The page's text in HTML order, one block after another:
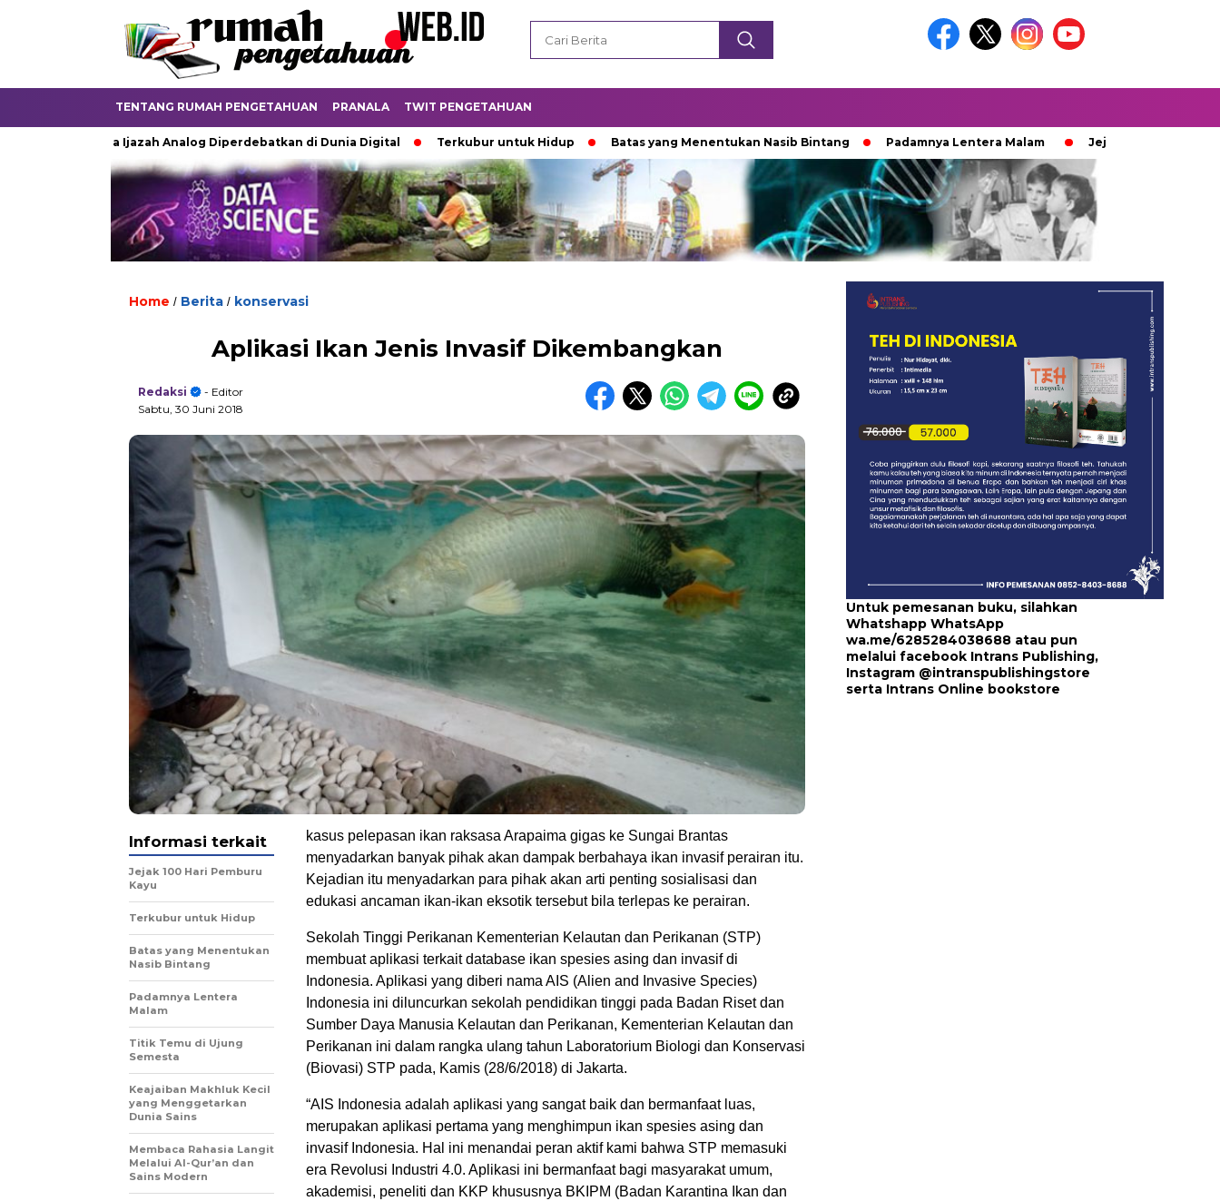
TENTANG RUMAH PENGETAHUAN PRANALA TWIT PENGETAHUAN
Ketika Ijazah Analog Diperdebatkan di Dunia Digital Terkubur untuk Hidup Batas yang Menentukan Nasib Bintang Padamnya Lentera Malam Jejak 100 Hari Pemburu Kayu
Home / Berita / konservasi
Aplikasi Ikan Jenis Invasif Dikembangkan
Redaksi
- Editor
Sabtu, 30 Juni 2018
kasus pelepasan ikan raksasa Arapaima gigas ke Sungai Brantas
menyadarkan banyak pihak akan dampak berbahaya ikan invasif perairan itu.
Kejadian itu menyadarkan para pihak akan arti penting sosialisasi dan
edukasi ancaman ikan-ikan eksotik tersebut bila terlepas ke perairan.
Sekolah Tinggi Perikanan Kementerian Kelautan dan Perikanan (STP)
membuat aplikasi terkait database ikan spesies asing dan invasif di
Indonesia. Aplikasi yang diberi nama AIS (Alien and Invasive Species)
Indonesia ini diluncurkan sekolah pendidikan tinggi pada Badan Riset dan
Sumber Daya Manusia Kelautan dan Perikanan, Kementerian Kelautan dan
Perikanan ini dalam rangka ulang tahun Laboratorium Biologi dan Konservasi
(Biovasi) STP pada, Kamis (28/6/2018) di Jakarta.
“AIS Indonesia adalah aplikasi yang sangat baik dan bermanfaat luas,
merupakan aplikasi pertama yang menghimpun ikan spesies asing dan
invasif Indonesia. Hal ini menandai peran aktif kami bahwa STP memasuki
era Revolusi Industri 4.0. Aplikasi ini bermanfaat bagi masyarakat umum,
akademisi, peneliti dan KKP khususnya BKIPM (Badan Karantina Ikan dan
Informasi terkait
Jejak 100 Hari Pemburu
Kayu
Terkubur untuk Hidup
Batas yang Menentukan
Nasib Bintang
Padamnya Lentera
Malam
Titik Temu di Ujung
Semesta
Keajaiban Makhluk Kecil
yang Menggetarkan
Dunia Sains
Membaca Rahasia Langit
Melalui Al-Qur’an dan
Sains Modern
Untuk pemesanan buku, silahkan
Whatshapp WhatsApp
wa.me/6285284038688 atau pun
melalui facebook Intrans Publishing,
Instagram @intranspublishingstore
serta Intrans Online bookstore